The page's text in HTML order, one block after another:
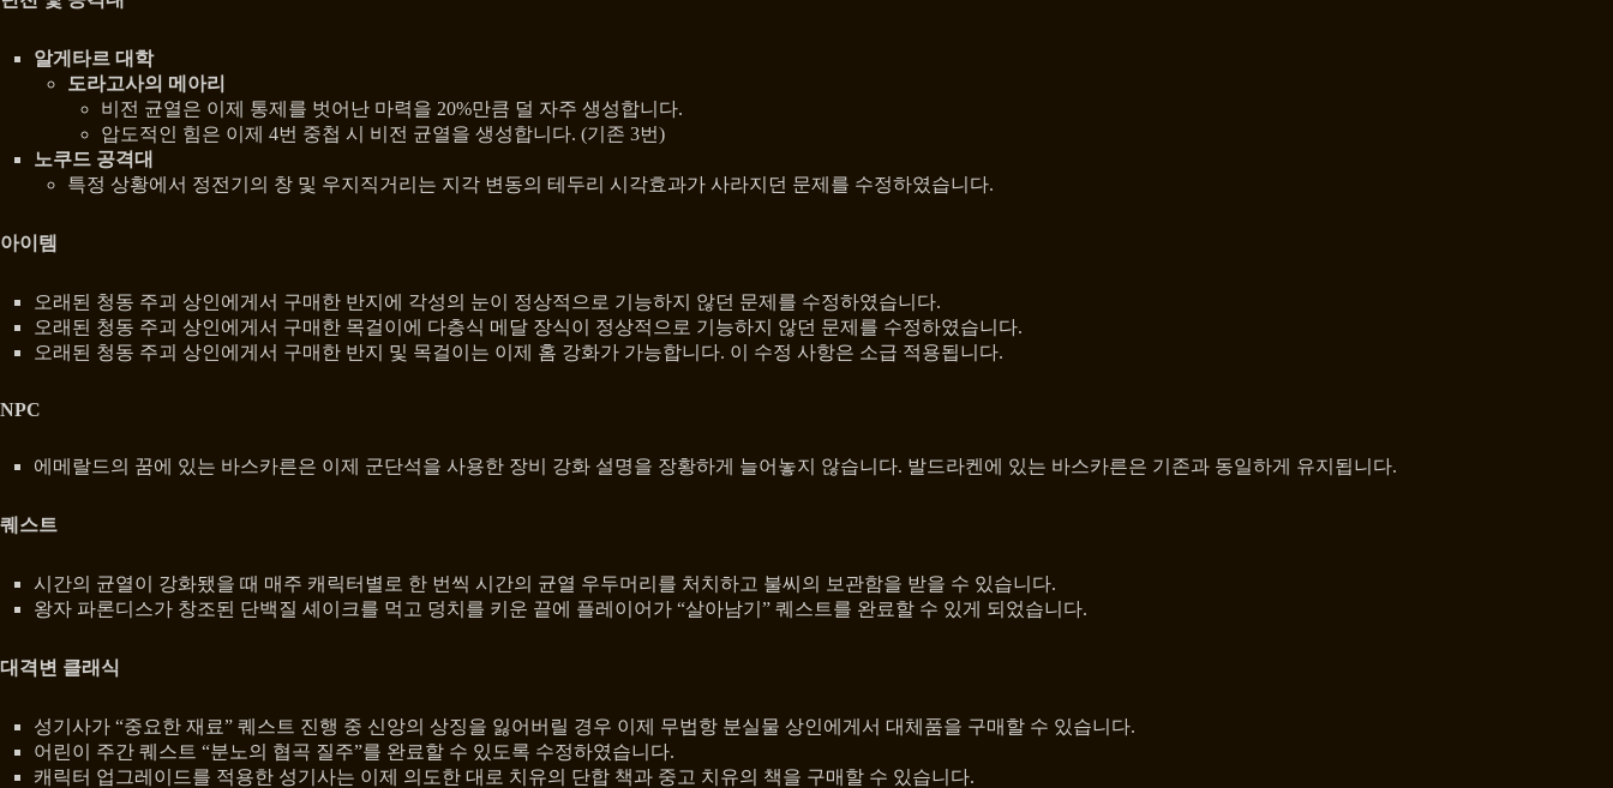
알게타르 대학
도라고사의 메아리
비전 균열은 이제 통제를 벗어난 마력을 20%만큼 덜 자주 생성합니다.
압도적인 힘은 이제 4번 중첩 시 비전 균열을 생성합니다. (기존 3번)
노쿠드 공격대
특정 상황에서 정전기의 창 및 우지직거리는 지각 변동의 테두리 시각효과가 사라지던 문제를 수정하였습니다.
아이템
오래된 청동 주괴 상인에게서 구매한 반지에 각성의 눈이 정상적으로 기능하지 않던 문제를 수정하였습니다.
오래된 청동 주괴 상인에게서 구매한 목걸이에 다층식 메달 장식이 정상적으로 기능하지 않던 문제를 수정하였습니다.
오래된 청동 주괴 상인에게서 구매한 반지 및 목걸이는 이제 홈 강화가 가능합니다. 이 수정 사항은 소급 적용됩니다.
NPC
에메랄드의 꿈에 있는 바스카른은 이제 군단석을 사용한 장비 강화 설명을 장황하게 늘어놓지 않습니다. 발드라켄에 있는 바스카른은 기존과 동일하게 유지됩니다.
퀘스트
시간의 균열이 강화됐을 때 매주 캐릭터별로 한 번씩 시간의 균열 우두머리를 처치하고 불씨의 보관함을 받을 수 있습니다.
왕자 파론디스가 창조된 단백질 셰이크를 먹고 덩치를 키운 끝에 플레이어가 “살아남기” 퀘스트를 완료할 수 있게 되었습니다.
대격변 클래식
성기사가 “중요한 재료” 퀘스트 진행 중 신앙의 상징을 잃어버릴 경우 이제 무법항 분실물 상인에게서 대체품을 구매할 수 있습니다.
어린이 주간 퀘스트 “분노의 협곡 질주”를 완료할 수 있도록 수정하였습니다.
캐릭터 업그레이드를 적용한 성기사는 이제 의도한 대로 치유의 단합 책과 중고 치유의 책을 구매할 수 있습니다.